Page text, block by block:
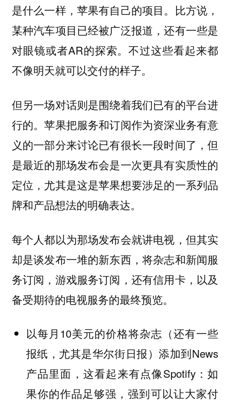
是什么一样，苹果有自己的项目。比方说，
某种汽车项目已经被广泛报道，还有一些是
对眼镜或者AR的探索。不过这些看起来都
不像明天就可以交付的样子。
但另一场对话则是围绕着我们已有的平台进
行的。苹果把服务和订阅作为资深业务有意
义的一部分来讨论已有很长一段时间了，但
是最近的那场发布会是一次更具有实质性的
定位，尤其是这是苹果想要涉足的一系列品
牌和产品想法的明确表达。
每个人都以为那场发布会就讲电视，但其实
却是谈发布一堆的新东西，将杂志和新闻服
务订阅，游戏服务订阅，还有信用卡，以及
备受期待的电视服务的最终预览。
以每月10美元的价格将杂志（还有一些
报纸，尤其是华尔街日报）添加到News
产品里面，这看起来有点像Spotify：如
果你的作品足够强，强到可以让大家付